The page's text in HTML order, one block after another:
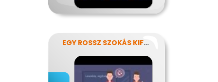
EGY ROSSZ SZOKÁS KIFÜSTÖLÉSE